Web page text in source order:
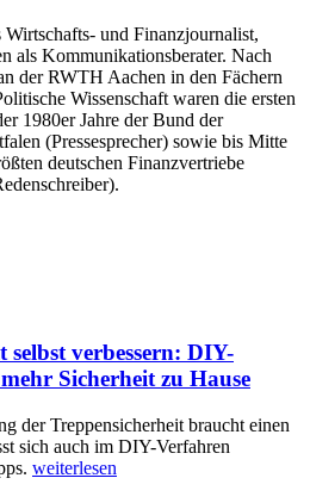
Wirtschafts- und Finanzjournalist,
als Kommunikationsberater. Nach
der RWTH Aachen in den Fächern
Wissenschaft waren die ersten
1980er Jahre der Bund der
(Pressesprecher) sowie bis Mitte
deutschen Finanzvertriebe
selbst verbessern: DIY-
Sicherheit zu Hause
der Treppensicherheit braucht einen
sich auch im DIY-Verfahren
weiterlesen